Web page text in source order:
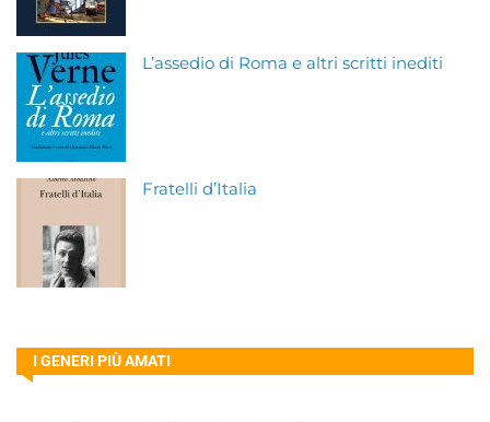
L’assedio di Roma e altri scritti inediti
Fratelli d’Italia
I GENERI PIÙ AMATI